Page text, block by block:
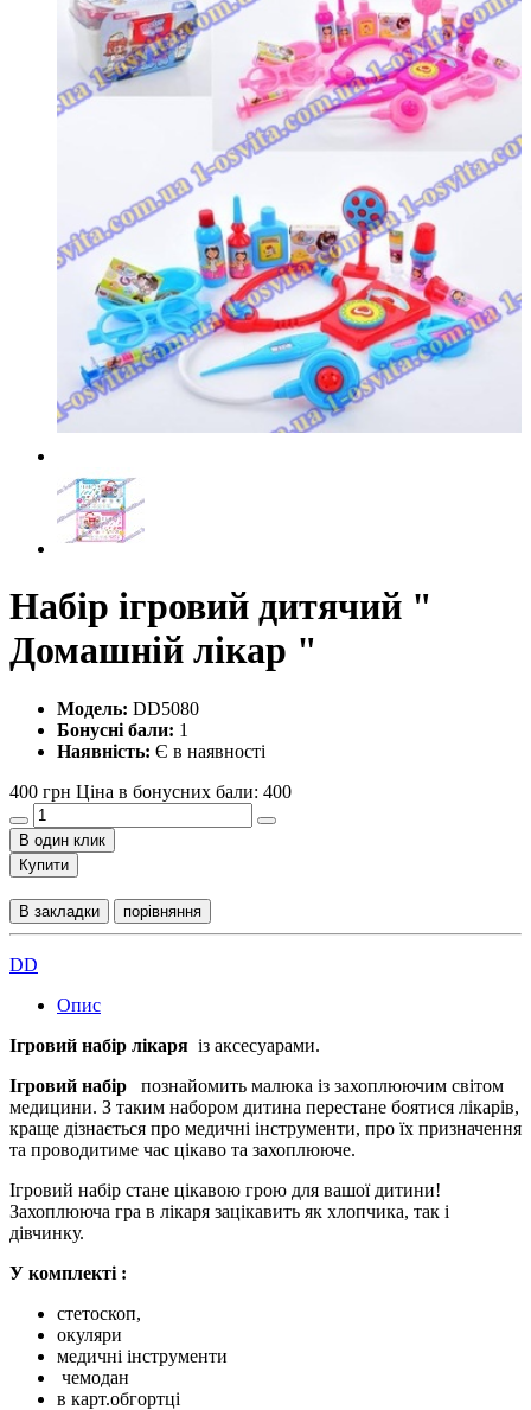
Набір ігровий дитячий "
Домашній лікар "
Модель: DD5080
Бонусні бали: 1
Наявність: Є в наявності
400 грн Ціна в бонусних бали: 400
В один клик
Купити
В закладки порівняння
DD
Опис
Ігровий набір лікаря із аксесуарами.
Ігровий набір познайомить малюка із захоплюючим світом
медицини. З таким набором дитина перестане боятися лікарів,
краще дізнається про медичні інструменти, про їх призначення
та проводитиме час цікаво та захоплююче.
Ігровий набір стане цікавою грою для вашої дитини!
Захоплююча гра в лікаря зацікавить як хлопчика, так і
дівчинку.
У комплекті :
стетоскоп,
окуляри
медичні інструменти
чемодан
в карт.обгортці